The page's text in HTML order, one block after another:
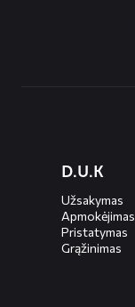
menusD.U.K
Užsakymas
Apmokėjimas
Pristatymas
Grąžinimas